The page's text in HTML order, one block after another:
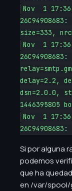
Nov 1
26C94908683:
size=333,
Nov 1
26C94908683:
delay=2.2,
dsn=2.0.0,
1446395805
Nov 1
26C94908683:
Si por alguna
podemos
que ha
en /var/